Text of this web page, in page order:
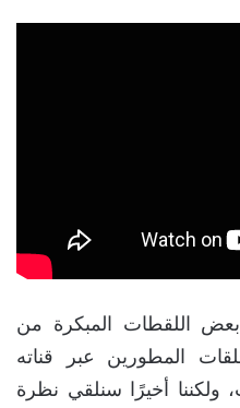
اللقطات المبكرة من
المطورين عبر قناته
ولكننا أخيرًا سنلقي نظرة